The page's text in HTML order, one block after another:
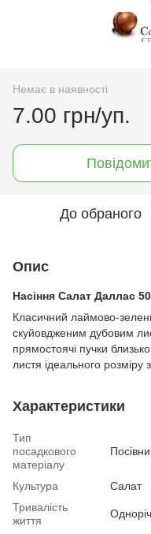
Немає в наявності
7.00 грн/уп.
До обраного
Опис
Насіння Салат Даллас
Класичний лаймово-
скуйовдженим дубовим
прямостоячі пучки
листя ідеального розміру
Характеристики
Тип
посадкового
матеріалу
Культура
Салат
Тривалість
життя